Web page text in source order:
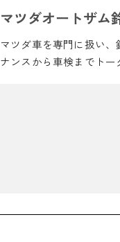
マツダオートザム
マツダ車を専門に扱い
ナンスから車検までトー